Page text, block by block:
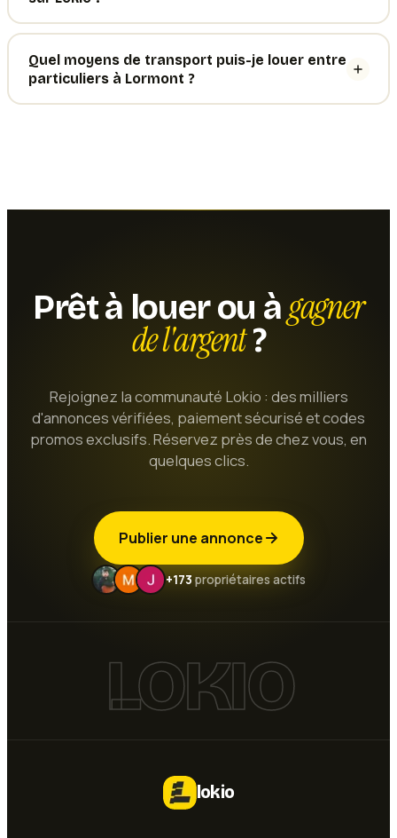
Quel moyens de transport puis-je louer entre
particuliers à Lormont ?
Prêt à louer ou àgagner
de l'argent?
Rejoignez la communauté Lokio : des milliers
d'annonces vérifiées, paiement sécurisé et codes
promos exclusifs. Réservez près de chez vous, en
quelques clics.
Publier une annonce
+173 propriétaires actifs
LOKIO
lokio